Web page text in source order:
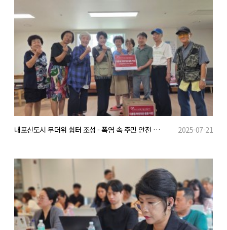
내포신도시 무더위 쉼터 조성 - 폭염 속 주민 안전 지킨다 2025-07-21